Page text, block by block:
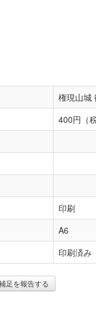
権現山城
400円（
印刷
A6
印刷済み
足を報告する